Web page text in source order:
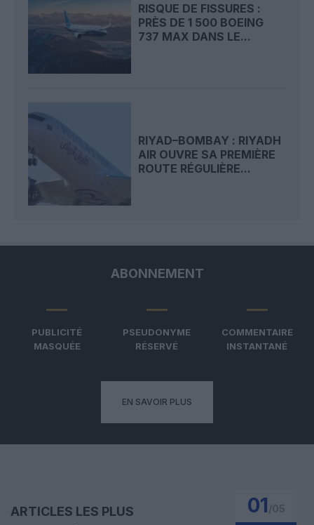
RISQUE DE FISSURES :
PRÈS DE 1 500 BOEING
737 MAX DANS LE...
RIYAD–BOMBAY : RIYADH
AIR OUVRE SA PREMIÈRE
ROUTE RÉGULIÈRE...
ABONNEMENT
PUBLICITÉ
MASQUÉE
PSEUDONYME
RÉSERVÉ
COMMENTAIRE
INSTANTANÉ
EN SAVOIR PLUS
ARTICLES LES PLUS
01